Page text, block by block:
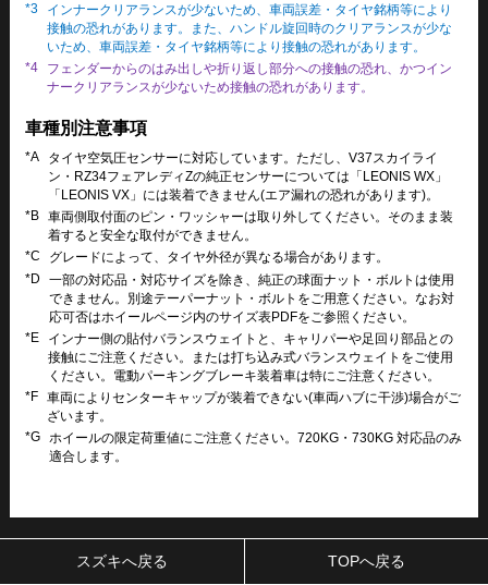
*3
インナークリアランスが少ないため、車両誤差・タイヤ銘柄等により
接触の恐れがあります。また、ハンドル旋回時のクリアランスが少な
いため、車両誤差・タイヤ銘柄等により接触の恐れがあります。
*4
フェンダーからのはみ出しや折り返し部分への接触の恐れ、かつイン
ナークリアランスが少ないため接触の恐れがあります。
車種別注意事項
*A
タイヤ空気圧センサーに対応しています。ただし、V37スカイライ
ン・RZ34フェアレディZの純正センサーについては「LEONIS WX」
「LEONIS VX」には装着できません(エア漏れの恐れがあります)。
*B 車両側取付面のピン・ワッシャーは取り外してください。そのまま装
着すると安全な取付ができません。
*C
グレードによって、タイヤ外径が異なる場合があります。
*D
一部の対応品・対応サイズを除き、純正の球面ナット・ボルトは使用
できません。別途テーパーナット・ボルトをご用意ください。なお対
応可否はホイールページ内のサイズ表PDFをご参照ください。
*E
インナー側の貼付バランスウェイトと、キャリパーや足回り部品との
接触にご注意ください。または打ち込み式バランスウェイトをご使用
ください。電動パーキングブレーキ装着車は特にご注意ください。
*F 車両によりセンターキャップが装着できない(車両ハブに干渉)場合がご
ざいます。
*G ホイールの限定荷重値にご注意ください。720KG・730KG 対応品のみ
適合します。
スズキへ戻る TOPへ戻る